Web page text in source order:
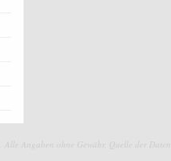
Alle Angaben ohne Gewähr. Quelle der